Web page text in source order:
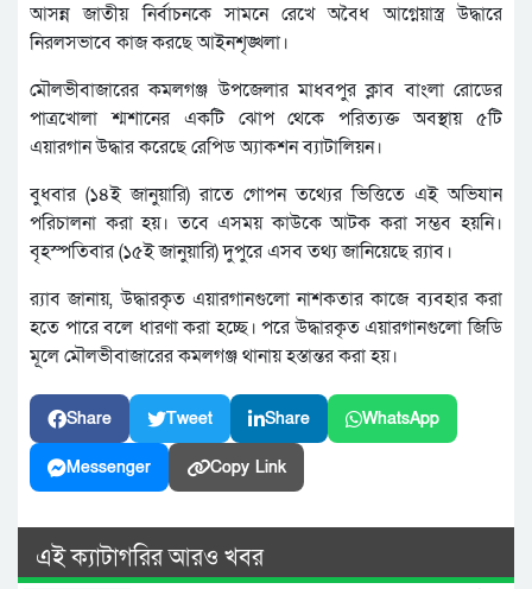
আসন্ন জাতীয় নির্বাচনকে সামনে রেখে অবৈধ আগ্নেয়াস্ত্র উদ্ধারে
নিরলসভাবে কাজ করছে আইনশৃঙ্খলা।
মৌলভীবাজারের কমলগঞ্জ উপজেলার মাধবপুর ক্লাব বাংলা রোডের
পাত্রখোলা শ্মশানের একটি ঝোপ থেকে পরিত্যক্ত অবস্থায় ৫টি
এয়ারগান উদ্ধার করেছে রেপিড অ্যাকশন ব্যাটালিয়ন।
বুধবার (১৪ই জানুয়ারি) রাতে গোপন তথ্যের ভিত্তিতে এই অভিযান
পরিচালনা করা হয়। তবে এসময় কাউকে আটক করা সম্ভব হয়নি।
বৃহস্পতিবার (১৫ই জানুয়ারি) দুপুরে এসব তথ্য জানিয়েছে র‌্যাব।
র‌্যাব জানায়, উদ্ধারকৃত এয়ারগানগুলো নাশকতার কাজে ব্যবহার করা
হতে পারে বলে ধারণা করা হচ্ছে। পরে উদ্ধারকৃত এয়ারগানগুলো জিডি
মূলে মৌলভীবাজারের কমলগঞ্জ থানায় হস্তান্তর করা হয়।
Share Tweet Share WhatsApp
Messenger Copy Link
এই ক্যাটাগরির আরও খবর